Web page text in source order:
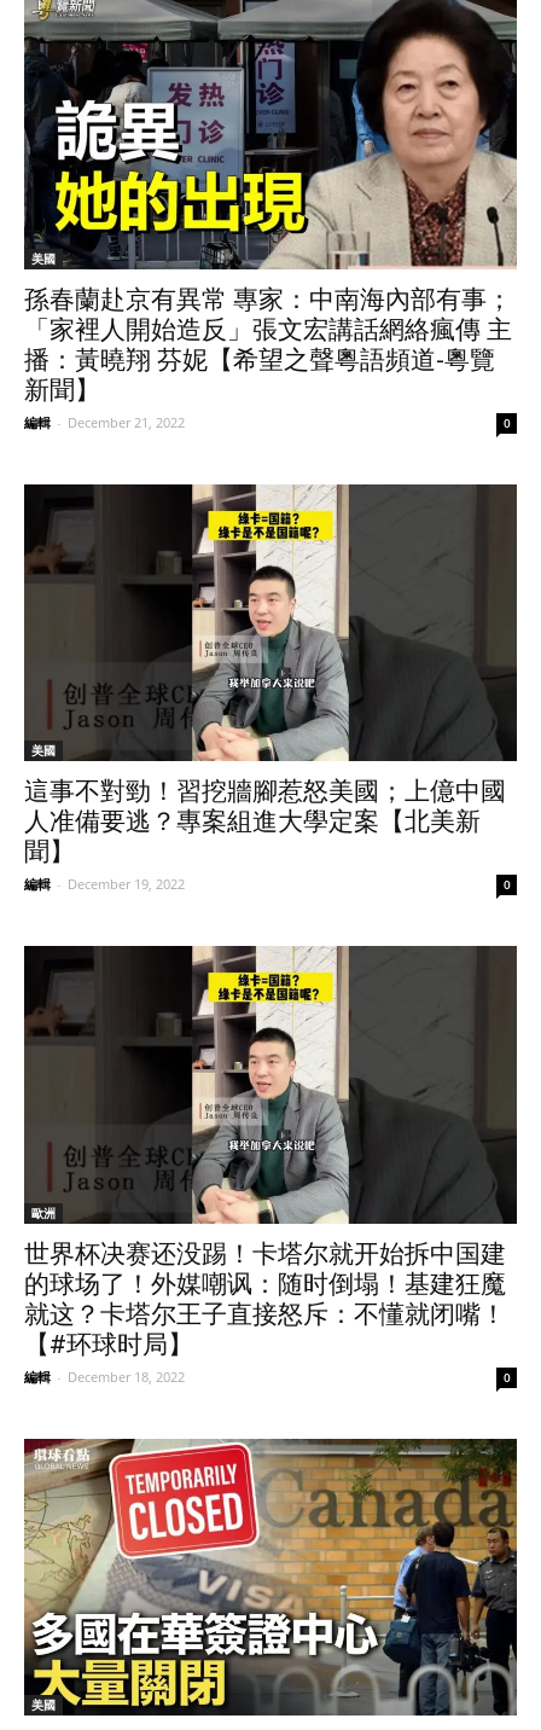
美國
孫春蘭赴京有異常 專家：中南海內部有事；
「家裡人開始造反」張文宏講話網絡瘋傳 主
播：黃曉翔 芬妮【希望之聲粵語頻道-粵覽
新聞】
編輯 - December 21, 2022 0
美國
這事不對勁！習挖牆腳惹怒美國；上億中國
人准備要逃？專案組進大學定案【北美新
聞】
編輯 - December 19, 2022 0
歐洲
世界杯决赛还没踢！卡塔尔就开始拆中国建
的球场了！外媒嘲讽：随时倒塌！基建狂魔
就这？卡塔尔王子直接怒斥：不懂就闭嘴！
【#环球时局】
編輯 - December 18, 2022 0
美國